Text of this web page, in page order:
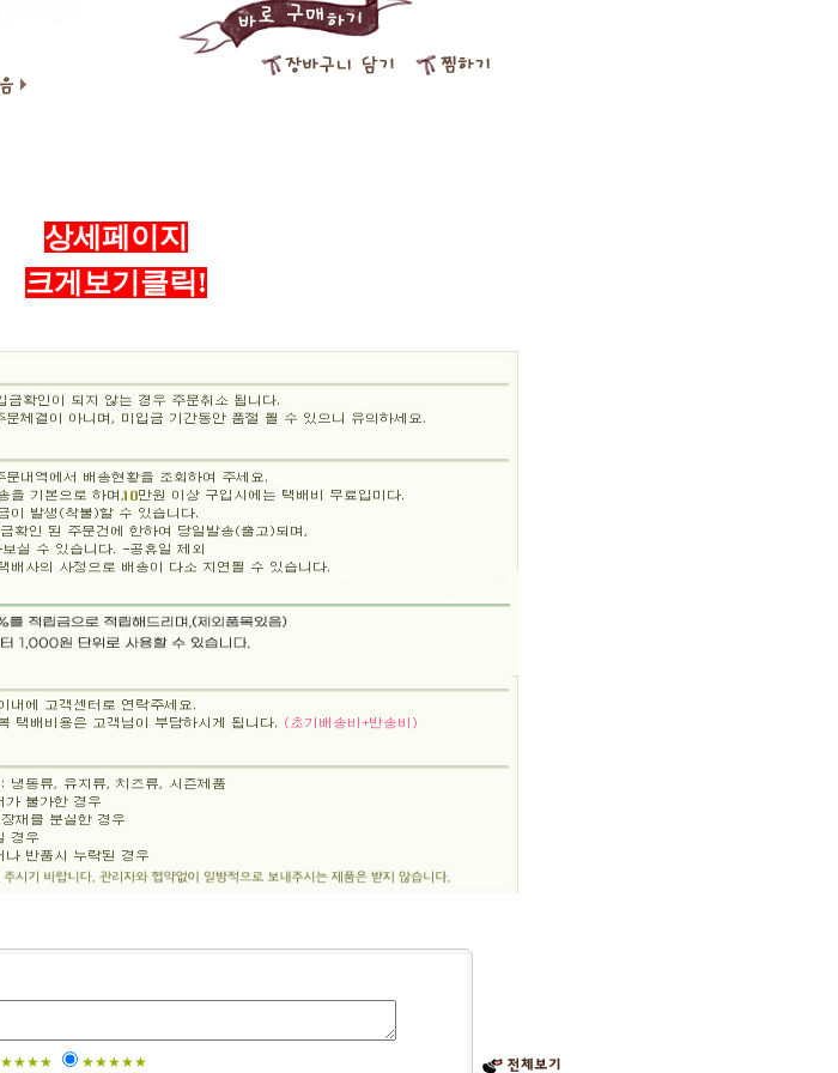
상세페이지
크게보기클릭!
★★★★ ★★★★★